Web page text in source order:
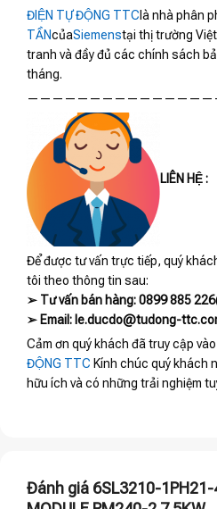
ĐIỆN TỰ ĐỘNG TTC là nhà phân
TẦNcủaSiemenstại thị trường
tranh và đầy đủ các chính sách
tháng.
LIÊN HỆ :
Để được tư vấn trực tiếp, quý
tôi theo thông tin sau:
➢ Tư vấn bán hàng: 0899 885
➢ Email: le.ducdo@tudong-
Cảm ơn quý khách đã truy cập
ĐỘNG TTC Kính chúc quý khách
hữu ích và có những trải nghiệm
Đánh giá 6SL3210-1PH21-